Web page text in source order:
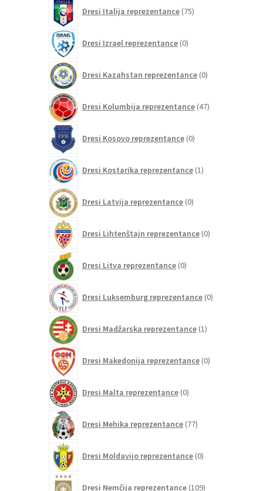
Dresi Italija reprezentance 75izdelkov
Dresi Izrael reprezentance 0izdelkov
Dresi Kazahstan reprezentance 0izdelkov
Dresi Kolumbija reprezentance 47izdelkov
Dresi Kosovo reprezentance 0izdelkov
Dresi Kostarika reprezentance 1izdelek
Dresi Latvija reprezentance 0izdelkov
Dresi Lihtenštajn reprezentance 0izdelkov
Dresi Litva reprezentance 0izdelkov
Dresi Luksemburg reprezentance 0izdelkov
Dresi Madžarska reprezentance 1izdelek
Dresi Makedonija reprezentance 0izdelkov
Dresi Malta reprezentance 0izdelkov
Dresi Mehika reprezentance 77izdelkov
Dresi Moldavijo reprezentance 0izdelkov
Dresi Nemčija reprezentance 109